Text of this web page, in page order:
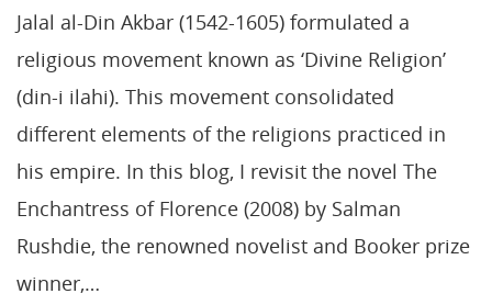
Jalal al-Din Akbar (1542-1605) formulated a
religious movement known as ‘Divine Religion’
(din-i ilahi). This movement consolidated
different elements of the religions practiced in
his empire. In this blog, I revisit the novel The
Enchantress of Florence (2008) by Salman
Rushdie, the renowned novelist and Booker prize
winner,…